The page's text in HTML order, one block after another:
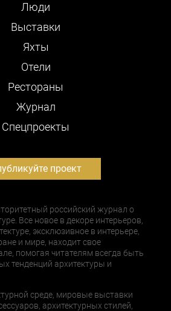
Люди
Выставки
Яхты
Отели
Рестораны
Журнал
Cпецпроекты
проект
российский журнал о
Все новое в декоре интерьеров,
эксклюзивное в интерьере,
и мире, находит свое
помогая читателям всегда быть
тенденций архитектуры и
среде, мировые выставки
архитектурных стилей,